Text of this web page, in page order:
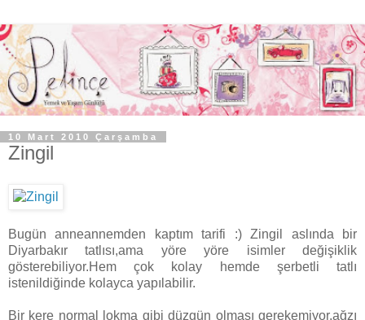
10 Mart 2010 Çarşamba
Zingil
Bugün anneannemden kaptım tarifi :) Zingil aslında bir
Diyarbakır tatlısı,ama yöre yöre isimler değişiklik
gösterebiliyor.Hem çok kolay hemde şerbetli tatlı
istenildiğinde kolayca yapılabilir.
Bir kere normal lokma gibi düzgün olması gerekemiyor,ağzı